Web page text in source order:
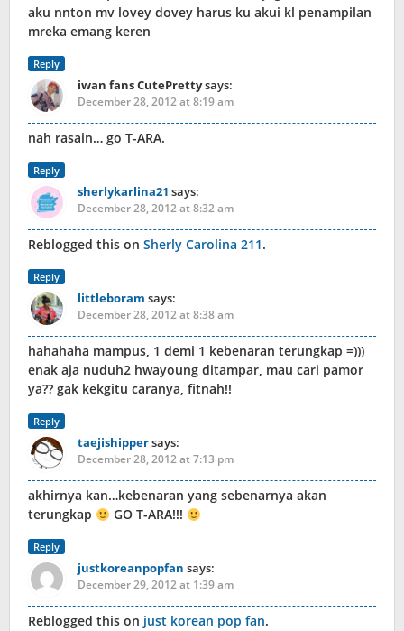
aku nnton mv lovey dovey harus ku akui kl penampilan
mreka emang keren
Reply
iwan fans CutePrettysays:
December 28, 2012 at 8:19 am
nah rasain… go T-ARA.
Reply
sherlykarlina21 says:
December 28, 2012 at 8:32 am
Reblogged this on Sherly Carolina 211.
Reply
littleboram says:
December 28, 2012 at 8:38 am
hahahaha mampus, 1 demi 1 kebenaran terungkap =)))
enak aja nuduh2 hwayoung ditampar, mau cari pamor
ya?? gak kekgitu caranya, fitnah!!
Reply
taejishippersays:
December 28, 2012 at 7:13 pm
akhirnya kan…kebenaran yang sebenarnya akan
terungkap
GO T-ARA!!!
Reply
justkoreanpopfan says:
December 29, 2012 at 1:39 am
Reblogged this on just korean pop fan.